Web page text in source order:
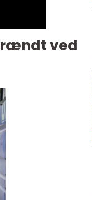
ved